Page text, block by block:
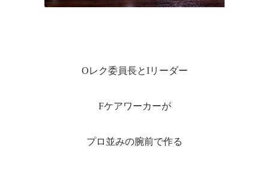
Oレク委員長とIリーダー
Fケアワーカーが
プロ並みの腕前で作る